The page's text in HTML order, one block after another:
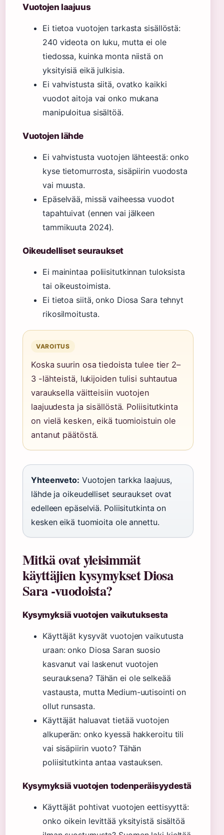
Vuotojen laajuus
Ei tietoa vuotojen tarkasta sisällöstä:
240 videota on luku, mutta ei ole
tiedossa, kuinka monta niistä on
yksityisiä eikä julkisia.
Ei vahvistusta siitä, ovatko kaikki
vuodot aitoja vai onko mukana
manipuloitua sisältöä.
Vuotojen lähde
Ei vahvistusta vuotojen lähteestä: onko
kyse tietomurrosta, sisäpiirin vuodosta
vai muusta.
Epäselvää, missä vaiheessa vuodot
tapahtuivat (ennen vai jälkeen
tammikuuta 2024).
Oikeudelliset seuraukset
Ei mainintaa poliisitutkinnan tuloksista
tai oikeustoimista.
Ei tietoa siitä, onko Diosa Sara tehnyt
rikosilmoitusta.
VAROITUS
Koska suurin osa tiedoista tulee tier 2–
3 -lähteistä, lukijoiden tulisi suhtautua
varauksella väitteisiin vuotojen
laajuudesta ja sisällöstä. Poliisitutkinta
on vielä kesken, eikä tuomioistuin ole
antanut päätöstä.
Yhteenveto: Vuotojen tarkka laajuus,
lähde ja oikeudelliset seuraukset ovat
edelleen epäselviä. Poliisitutkinta on
kesken eikä tuomioita ole annettu.
Mitkä ovat yleisimmät
käyttäjien kysymykset Diosa
Sara -vuodoista?
Kysymyksiä vuotojen vaikutuksesta
Käyttäjät kysyvät vuotojen vaikutusta
uraan: onko Diosa Saran suosio
kasvanut vai laskenut vuotojen
seurauksena? Tähän ei ole selkeää
vastausta, mutta Medium-uutisointi on
ollut runsasta.
Käyttäjät haluavat tietää vuotojen
alkuperän: onko kyessä hakkeroitu tili
vai sisäpiirin vuoto? Tähän
poliisitutkinta antaa vastauksen.
Kysymyksiä vuotojen todenperäisyydestä
Käyttäjät pohtivat vuotojen eettisyyttä:
onko oikein levittää yksityistä sisältöä